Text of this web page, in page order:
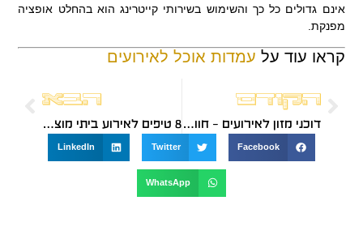
אינם גדולים כל כך והשימוש בשירותי קייטרינג הוא בהחלט אופציה
מפנקת.
קראו עוד על עמדות אוכל לאירועים
הקודם
דוכני מזון לאירועים – חוויה מהנה וטעימה
הבא
8 טיפים לאירוע ביתי מוצלח
Facebook
Twitter
LinkedIn
WhatsApp